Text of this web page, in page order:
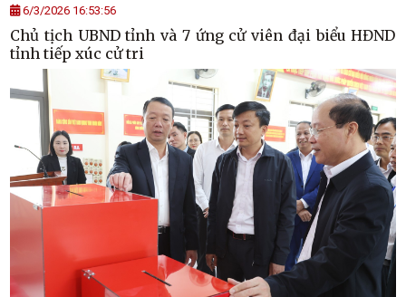
6/3/2026 16:53:56
Chủ tịch UBND tỉnh và 7 ứng cử viên đại biểu HĐND
tỉnh tiếp xúc cử tri